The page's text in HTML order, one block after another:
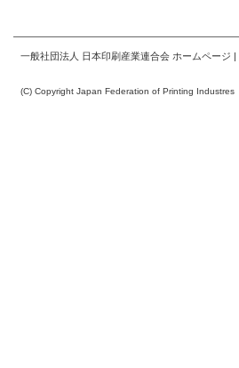
一般社団法人 日本印刷産業連合会 ホームページ |
(C) Copyright Japan Federation of Printing Industres